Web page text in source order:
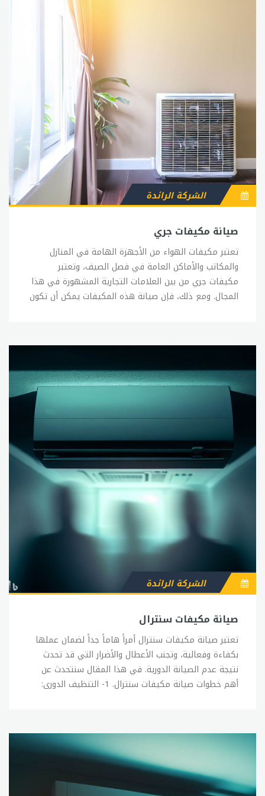
صيانة مكيفات جري
الشركة الرائدة
تعتبر مكيفات الهواء من الأجهزة الهامة في المنازل والمكاتب والأماكن العامة في فصل الصيف، وتعتبر مكيفات جري من بين العلامات التجارية المشهورة في هذا المجال. ومع ذلك، فإن صيانة هذه المكيفات يمكن أن تكون مهمة صعبة للبعض، ولكنها مهمة ضرورية للحفاظ على أداء المكيف بشكل جيد وتجنب الأعطال المفاجئة. في هذا المقال، سوف نتحدث عن بعض النصائح والإجراءات الهامة التي يجب اتباعها لصيانة مكيفات جري. 1- تنظيف المرشحات: تعتبر المرشحات من أهم الأجزاء في المكيف حيث تساعد في إزالة الغبار والروائح الكريهة من الهواء. وعندما تكون المرشحات متسخة، يمكن أن يؤدي ذلك إلى تدفق الهواء بشكل غير صحيح وتقليل كفاءة المكيف. لذلك، يجب تنظيف المرشحات بانتظام بالماء الفاتر والصابون اللطيف، وتجفيفها جيداً قبل إعادة تركيبها. 2- تنظيف الوحدة الداخلية: يجب تنظيف الوحدة الداخلية للمكيف بانتظام لإزالة الغبار والأوساخ التي قد تتراكم عليها. يمكن استخدام فرشاة ناعمة أو قطعة قماش لتنظيف الوحدة الداخلية، ويمكن استخدام محلول مائي معقم لتطهير السطح. 3- تنظيف الوحدة الخارجية: يجب أيضًا تنظيف الوحدة الخارجية للمكيف، وذلك لإزالة الأوساخ والأتربة التي قد تتراكم عليها. يمكن استخدام فرشاة ناعمة أو قطعة قماش لتنظيف الوحدة الخارجية، ويجب الحرص على عدم استخدام الماء بشكل مباشر على الوحدة لتجنب إيذاء الأجزاء الحساسة. 4- فحص الأنابيب والكويلات: يجب فحص الأنابيب والكويلات الداخلية والخارجية للتأكد من عدم وجود أي تسربات أو تلف فيها. يجب أيضًا التأكد من أن الكويلات نظيفة وخالية من الأوساخ والرواسب. 5- فحص وتنظيف مروحة الهواء: يجب فحص مروحة الهواء وتنظيفها بانتظام، وذلك لتجنب تراكم الأوساخ والغبار عليها وتأكد من عدم وجود أي عوائق تعيق تدفق الهواء. 6- فحص الضاغط: يجب فحص الضاغط بانتظام، وذلك للتأكد من عدم وجود أي تسربات أو تلف فيه. يمكن الكشف عن أي تسربات باستخدام مادة خاصة تسمى المواد الكاشفة عن التسربات. 7- توفير التهوية المناسبة: يجب التأكد من توفير التهوية المناسبة للمكيف، وذلك للحفاظ على كفاءته. يجب ترك مساحة كافية حول الوحدة الخارجية للتأكد من تدفق الهواء بشكل جيد. باختصار، يجب الاهتمام بصيانة مكيفات جري بانتظام، وذلك للحفاظ على أدائها بشكل جيد وتجنب الأعطال المفاجئة. يمكن تنفيذ بعض الإجراءات البسيطة مثل تنظيف المرشحات والوحدات الداخلية والخارجية وفحص الأنابيب والكويلات ومروحة الهواء بشكل منتظم. ويجب أيضاً توفير التهوية المناسبة للمكيف والحرص على عدم وضع أي عوائق تعيق تدفق الهواء.صيانة جريتعتبر جري واحدة من أهم العلامات التجارية في مجال التكييف والتبريد، وتقدم مجموعة واسعة من المنتجات المختلفة التي تتراوح من المكيفات النافذة إلى المكيفات المركزية. ومن أجل الحفاظ على أداء هذه المنتجات بشكل جيد، يجب القيام بصيانة دورية لها بانتظام. في هذا المقال، سوف نتحدث عن بعض النصائح والإجراءات الهامة التي يجب اتباعها لصيانة منتجات جري. 1- تنظيف المرشحات: تعتبر المرشحات من الأجزاء الهامة في أي نظام تكييف، حيث تساعد في إزالة الغبار والروائح الكريهة من الهواء. وعندما تكون المرشحات متسخة، يمكن أن يؤدي ذلك إلى تدفق الهواء بشكل غير صحيح وتقليل كفاءة النظام. لذلك، يجب تنظيف المرشحات بانتظام بالماء الفاتر والصابون اللطيف، وتجفيفها جيداً قبل إعادة تركيبها. 2- فحص الضاغط: يمثل الضاغط الجزء الأساسي في نظام التكييف، ويتحمل الضعف والتآكل بشكل طبيعي بمرور الوقت. وعندما يصاب الضاغط بالتلف، يمكن أن يتسبب في توقف النظام بشكل كامل. لذلك، يجب فحص الضاغط بانتظام للتأكد من عدم وجود أي تسربات أو تلف فيه. 3- تنظيف الوحدة الداخلية والخارجية: يجب تنظيف الوحدة الداخلية والخارجية لنظام التكييف بانتظام لإزالة الغبار والأوساخ التي قد تتراكم عليها. يمكن استخدام فرشاة ناعمة أو قطعة قماش لتنظيف الوحدة الداخلية والخارجية، ويمكن استخدام محلول مائي معقم لتطهير السطح. 4- فحص الأنابيب والكويلات: يجب فحص الأنابيب والكويلات الداخلية والخارجية للتأكد من عدم وجود أي تسربات أو تلف فيها. يجب أيضًا التأكد من أن الكويلات نظيفة وخالية من أي تراكمات. 5- فحص نظام الصرف: يجب فحص نظام الصرف بشكل دوري للتأكد من أنه يعمل بشكل صحيح. وفي حالة وجود أي انسدادات، يجب إزالتها على الفور لتجنب أي تلف في النظام. بشكل عام، يجب القيام بصيانة منتجات جري بانتظام للحفاظ على أدائها بشكل جيد، وتجنب أي مشاكل قد تؤثر على كفاءة النظام. ويمكن الحصول على مزيد من المعلومات والنصائح حول صيانة منتجات جري من خلال الاتصال بمركز الخدمة الفنية للشركة.رقم صيانة جريتعتبر جري واحدة من أكبر الشركات المصنعة لتكييف الهواء وأنظمة التبريد في العالم. ولضمان الحفاظ على أداء هذه المنتجات بشكل جيد، يجب القيام بصيانة دورية لها بانتظام. وفي حالة وجود أي مشكلة أو خلل في النظام، يمكن الاتصال برقم صيانة جري للحصول على المساعدة والدعم الفني. رقم صيانة جري هو خدمة تقدمها الشركة لعملائها لتلبية احتياجاتهم الفنية وتقديم الدعم الفني والصيانة لمنتجاتها. ويمكن الوصول إلى رقم صيانة جري عبر الاتصال بخدمة العملاء الخاصة بالشركة. يتوفر فريق دعم فني مدرب ومؤهل بشكل جيد لتوفير الدعم الفني والإجابة على جميع الاستفسارات المتعلقة بالصيانة والإصلاح لمنتجات جري. ويمكن للعملاء الاتصال برقم صيانة جري للحصول على المساعدة في حل مشاكل تكييف الهواء وأنظمة التبريد، وإجراء الصيانة الدورية للمنتجات. عند الاتصال برقم صيانة جري، يجب تقديم معلومات كافية حول المشكلة أو الخلل الذي يتعرض له النظام، مثل رقم الموديل ورقم السيريال وتاريخ الشراء. وبعد ذلك، سيتم تحديد موعد لزيارة فريق الصيانة الفنية للتحقق من المشكلة وإجراء الإصلاح اللازم. يجب الحرص على الاتصال برقم صيانة جري في حالة وجود أي مشكلة أو خلل في النظام، حيث يمكن أن يؤدي التأخير في الصيانة إلى تفاقم المشكلة وتكبير حجم الأضرار، مما يؤدي إلى زيادة تكاليف الإصلاح. بشكل عام، يمكن الوصول إلى رقم صيانة جري على مدار الساعة وعلى مدار الأسبوع، لتلقي الدعم الفني والصيانة اللازمة لمنتجات جري. ويمكن الحصول على مزيد من المعلومات والتفاصيل حول رقم صيانة جري من خلال زيارة موقع الشركة على الإنترنت أو الاتصال بخدمة العملاء الخاصة بالشركة.قطع غيار مكيفات جريتُعد جري واحدة من أبرز العلامات التجارية في مجال التبريد والتكييف، وتقدم مجموعة واسعة من المنتجات المختلفة التي تتراوح من المكيفات النافذة إلى المكيفات المركزية. ومن أجل الحفاظ على أداء هذه المنتجات بشكل جيد، يجب استخدام قطع غيار مكيفات جري الأصلية في حالة الحاجة إلى استبدال أي جزء من النظام. وتتوفر قطع غيار مكيفات جري الأصلية في الأسواق، ويمكن الحصول عليها من موزعي الشركة أو من خلال خدمة العملاء الخاصة بالشركة. ويجب الحرص على استخدام القطع الأصلية لضمان الحفاظ على أداء المنتج بشكل جيد، وتجنب أي تأثير سلبي على النظام. وتتوفر قطع غيار مكيفات جري الأصلية لجميع أنواع المكيفات، بما في ذلك المكيفات النافذة والمكيفات المركزية. وتشمل هذه القطع الأصلية المكونات الرئيسية للنظام مثل ضاغط التبريد ومروحة التبريد والمبخر والمكثف، بالإضافة إلى الأجزاء الأخرى مثل الفلاتر والحساسات والوصلات الكهربائية. وتتميز قطع غيار مكيفات جري الأصلية بالجودة العالية والمتانة والأداء الفعال، مما يجعلها خيارًا مثاليًا للحفاظ على أداء المنتج بشكل جيد. وتوفر الشركة ضمانًا على جميع قطع الغيار الأصلية، مما يضمن للعملاء الحصول على قطع غيار ذات جودة عالية وأداء ممتاز. ويجب الحرص على الاتصال بخدمة العملاء الخاصة بجري في حالة الحاجة إلى استبدال أي جزء من النظام، حيث يمكن لفريق الصيانة الفنية تحديد الجزء الذي يحتاج إلى الاستبدال وتوفير القطع الأصلية اللازمة. وبشكل عام، يمكن الحصول على قطع غيار مكيفات جري الأصلية بسهولة من خلال موزعي الشركة أو خدمة العملاء الخاصة بها، مما يساعد على الحفاظ على أداء المنتج بشكل جيد وتجنب أي مشاكل أو أعطال في النظام.قطع غيار مكيف سبليت جريمكيفات الهواء من نوع سبليت هي واحدة من أكثر أنواع المكيفات استخدامًا في العالم، وتُستخدم على نطاق واسع في البيوت والمكاتب والفنادق والمستشفيات وغيرها من المنشآت. وتُعد جري واحدة من العلامات التجارية الرائدة في صناعة مكيفات الهواء من نوع سبليت، وتُقدم مجموعة واسعة من المنتجات المختلفة التي تتطلب قطع غيار مكيف سبليت جري الأصلية للحفاظ على أدائها بشكل جيد. وتشمل قطع غيار مكيف سبليت جري الأصلية مجموعة متنوعة من المكونات، بما في ذلك المراوح والمكثفات والضواغط والمبخرات والحساسات والوحدات الداخلية والخارجية والوصلات الكهربائية والفلاتر وغيرها من الأجزاء الأخرى التي تشكل النظام بأكمله. وتتميز قطع غيار مكيف سبليت جري الأصلية بالجودة العالية والمتانة والأداء الفعال، مما يجعلها خيارًا مثاليًا للاستخدام في الصيانة وإصلاح مكيف سبليت جري. وتوفر الشركة ضمانًا على جميع قطع الغيار الأصلية، مما يضمن للعملاء الحصول على قطع غيار ذات جودة عالية وأداء ممتاز. ويجب الحرص على استخدام قطع غيار مكيف سبليت جري الأصلية في حالة الحاجة إلى استبدال أي جزء من النظام، حيث يمكن أن يؤدي استخدام قطع غيار غير أصلية إلى تلف النظام وتأثير سلبي على أدائه. ويمكن الحصول على قطع غيار مكيف سبليت جري الأصلية بسهولة من خلال موزعي الشركة أو خدمة العملاء الخاصة بها. ويمكن الاتصال بخدمة العملاء للحصول على المساعدة في تحديد الجزء الذي يحتاج إلى الاستبدال وتوفير القطع الأصلية اللازمة. وبشكل عام، يجب الحفاظ على أداء مكيف سبليت جري بشكل جيد من خلال استخدام قطع غيار مكيف سبليت جري الأصلية في حالة الحاجة إلى استبدال أي جزء من النظام، والتأكد من تنظيف الفلاتر بانتظام وصيانة النظام بشكل دوري للحفاظ على أدائه بشكل جيد.رقم صيانة مكيفات جريتُعد جري واحدة من العلامات التجارية الرائدة في صناعة مكيفات الهواء، وتُقدم مجموعة واسعة من المنتجات المختلفة التي تتطلب الصيانة والإصلاح من حين لآخر. ولتوفير أفضل خدمة صيانة مكيفات جري، توفر الشركة رقم صيانة مكيفات جري الذي يمكن الاتصال به في حالة الحاجة إلى الصيانة أو الإصلاح. ويمكن الاتصال برقم صيانة مكيفات جري عن طريق الاتصال بالرقم المجاني المحدد للدولة الخاصة بك أو عن طريق زيارة موقع الشركة الرسمي والبحث عن الرقم المحدد للدولة الخاصة بك. وتوفر الشركة خدمة صيانة مكيفات جري على مدار الساعة، وتوفر فريقًا متخصصًا في الصيانة والإصلاح يمكنهم توفير الخدمة الفنية والمساعدة في حل أي مشاكل تواجهها. وبالإضافة إلى الاتصال برقم صيانة مكيفات جري، يمكن الاستفادة من الخدمات الأخرى التي توفرها الشركة، مثل خدمة العملاء وخدمات الدعم الفني والصيانة الدورية. وتوفر الشركة أيضًا قطع الغيار الأصلية لمكيفات جري، ويمكن الحصول عليها من خلال موزعي الشركة أو خدمة العملاء الخاصة بها. ويجب الحرص على الاتصال برقم صيانة مكيفات جري الرسمي في حالة الحاجة إلى الصيانة أو الإصلاح، حيث يتم تقديم الخدمة من قبل فريق متخصص في الصيانة والإصلاح، ويمكنهم توفير الخدمة الفنية والمساعدة في حل أي مشاكل تواجهها. ولا ينصح باستخدام خدمات الصيانة من غير المتخصصين أو الاعتماد على قطع الغيار غير الأصلية، حيث يمكن أن يؤدي ذلك إلى تلف المكيف وتأثير سلبي على أدائه. وبشكل عام، يجب الحرص على الصيانة الدورية لمكيفات جري، والاعتماد على الخدمات الفنية الرسمية المتاحة من قبل الشركة، والحفاظ على نظام المكيف بشكل جيد من خلال استخدام قطع الغيار الأصلية وتنظيف الفلاتر بانتظام.وكيل صيانة مكيفات جريتتوفر خدمة صيانة مكيفات جري عن طريق وكلاء الصيانة المعتمدين من قبل شركة جري. وتعد خدمة الصيانة من خلال وكلاء جري الخيار الأفضل للحصول على خدمة صيانة عالية الجودة وموثوقة لمكيفات جري. تتوفر خدمة صيانة مكيفات جري من خلال وكلاء الصيانة في مختلف المدن والمناطق، ويمكن العثور عليهم من خلال زيارة
صيانة مكيفات سنترال
الشركة الرائدة
تعتبر صيانة مكيفات سنترال أمراً هاماً جداً لضمان عملها
بكفاءة وفعالية، وتجنب الأعطال والأضرار التي قد تحدث
نتيجة عدم الصيانة الدورية. في هذا المقال سنتحدث عن
أهم خطوات صيانة مكيفات سنترال. 1- التنظيف الدوري:
الأتربة داخل المكيف، مما يؤدي إلى انخفاض كفاءة المكيف
وزيادة استهلاك الطاقة. 2- الفحص الدوري: يجب إجراء فحص
دوري للمكيف من قبل فني مختص للتأكد من سلامة جميع
الأجزاء والمكونات، بما في ذلك الضاغط والمبادل الحراري